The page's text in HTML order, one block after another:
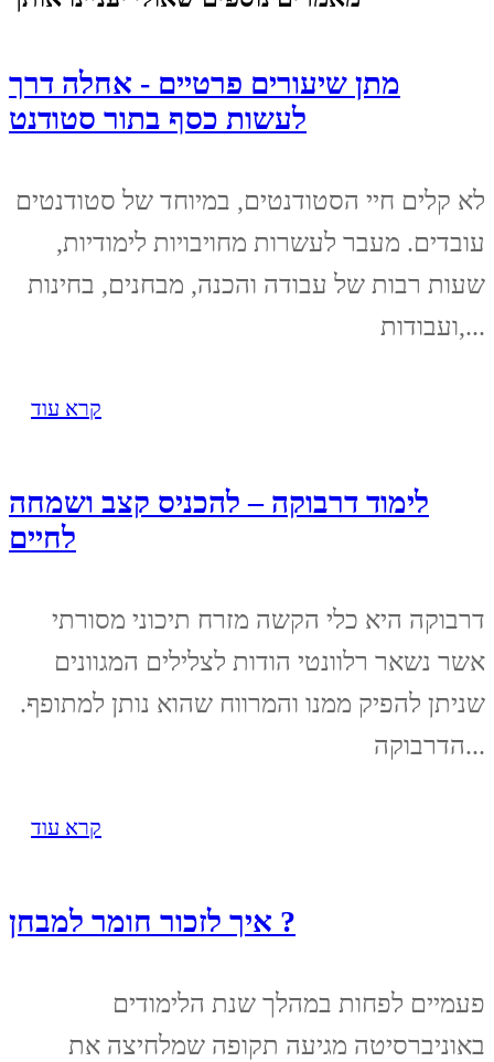
מתן שיעורים פרטיים - אחלה דרך
לעשות כסף בתור סטודנט
לא קלים חיי הסטודנטים, במיוחד של סטודנטים
עובדים. מעבר לעשרות מחויבויות לימודיות,
שעות רבות של עבודה והכנה, מבחנים, בחינות
ועבודות,...
קרא עוד
לימוד דרבוקה – להכניס קצב ושמחה
לחיים
דרבוקה היא כלי הקשה מזרח תיכוני מסורתי
אשר נשאר רלוונטי הודות לצלילים המגוונים
שניתן להפיק ממנו והמרווח שהוא נותן למתופף.
הדרבוקה...
קרא עוד
איך לזכור חומר למבחן ?
פעמיים לפחות במהלך שנת הלימודים
באוניברסיטה מגיעה תקופה שמלחיצה את